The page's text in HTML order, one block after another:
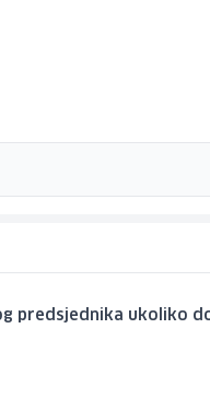
predsjednika ukoliko